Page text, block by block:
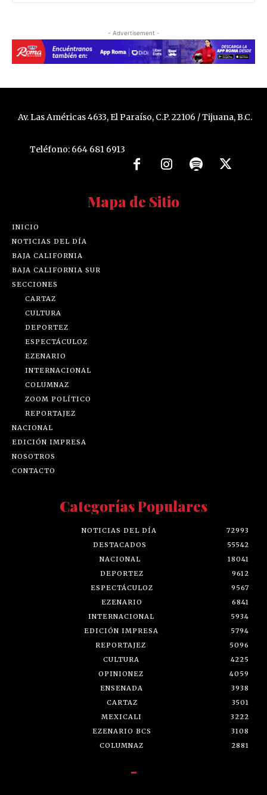
- Advertisement -
Av. Las Américas 4633, El Paraíso, C.P. 22106 / Tijuana, B.C.
Teléfono: 664 681 6913
Mapa de Sitio
INICIO
NOTICIAS DEL DÍA
BAJA CALIFORNIA
BAJA CALIFORNIA SUR
SECCIONES
CARTAZ
CULTURA
DEPORTEZ
ESPECTÁCULOZ
EZENARIO
INTERNACIONAL
COLUMNAZ
ZOOM POLÍTICO
REPORTAJEZ
NACIONAL
EDICIÓN IMPRESA
NOSOTROS
CONTACTO
Categorías Populares
NOTICIAS DEL DÍA
72993
DESTACADOS
55542
NACIONAL
18041
DEPORTEZ
9612
ESPECTÁCULOZ
9567
EZENARIO
6841
INTERNACIONAL
5934
EDICIÓN IMPRESA
5794
REPORTAJEZ
5096
CULTURA
4225
OPINIONEZ
4059
ENSENADA
3938
CARTAZ
3501
MEXICALI
3222
EZENARIO BCS
3108
COLUMNAZ
2881
-